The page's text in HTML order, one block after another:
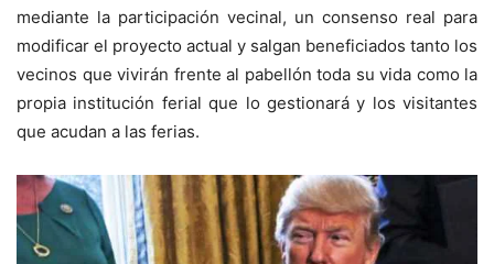
mediante la participación vecinal, un consenso real para
modificar el proyecto actual y salgan beneficiados tanto los
vecinos que vivirán frente al pabellón toda su vida como la
propia institución ferial que lo gestionará y los visitantes
que acudan a las ferias.